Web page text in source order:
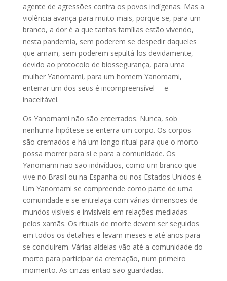
agente de agressões contra os povos indígenas. Mas a
violência avança para muito mais, porque se, para um
branco, a dor é a que tantas famílias estão vivendo,
nesta pandemia, sem poderem se despedir daqueles
que amam, sem poderem sepultá-los devidamente,
devido ao protocolo de biossegurança, para uma
mulher Yanomami, para um homem Yanomami,
enterrar um dos seus é incompreensível —e
inaceitável.
Os Yanomami não são enterrados. Nunca, sob
nenhuma hipótese se enterra um corpo. Os corpos
são cremados e há um longo ritual para que o morto
possa morrer para si e para a comunidade. Os
Yanomami não são indivíduos, como um branco que
vive no Brasil ou na Espanha ou nos Estados Unidos é.
Um Yanomami se compreende como parte de uma
comunidade e se entrelaça com várias dimensões de
mundos visíveis e invisíveis em relações mediadas
pelos xamãs. Os rituais de morte devem ser seguidos
em todos os detalhes e levam meses e até anos para
se concluírem. Várias aldeias vão até a comunidade do
morto para participar da cremação, num primeiro
momento. As cinzas então são guardadas.